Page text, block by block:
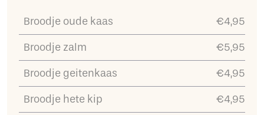
Broodje oude kaas €4,95
Broodje zalm €5,95
Broodje geitenkaas €4,95
Broodje hete kip €4,95